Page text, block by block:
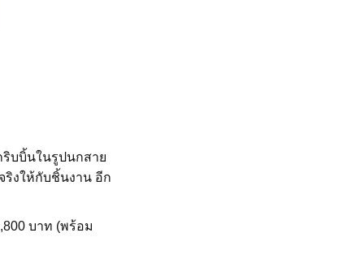
ริบบิ้นในรูปนกสาย
งให้กับชิ้นงาน อีก
บาท (พร้อม